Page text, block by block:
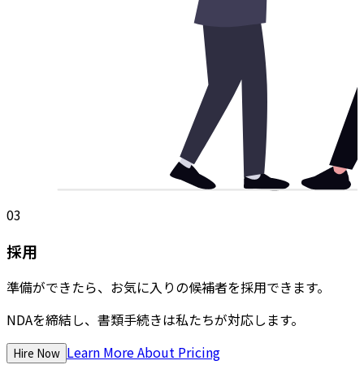
03
採用
準備ができたら、お気に入りの候補者を採用できます。
NDAを締結し、書類手続きは私たちが対応します。
Hire Now Learn More About Pricing